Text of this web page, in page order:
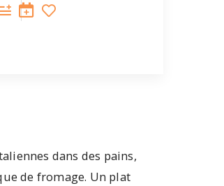
dans des pains,
de fromage. Un plat